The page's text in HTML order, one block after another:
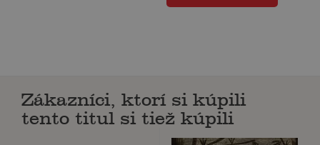
Zákazníci, ktorí si kúpili
tento titul si tiež kúpili